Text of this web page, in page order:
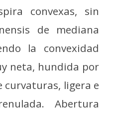
convexas, sin
de mediana
la convexidad
neta, hundida por
curvaturas, ligera e
Abertura